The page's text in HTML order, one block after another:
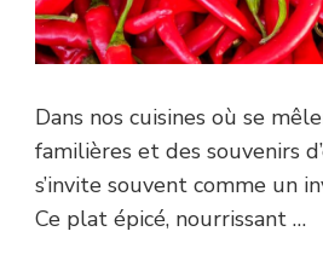
Dans nos cuisines où se
familières et des souvenirs
s’invite souvent comme un
Ce plat épicé, nourrissant …